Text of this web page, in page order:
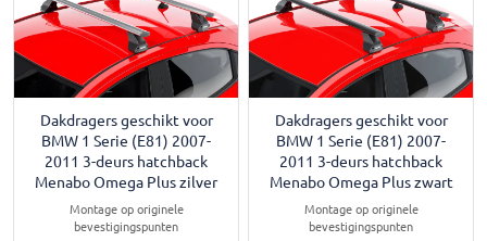
Dakdragers geschikt voor
BMW 1 Serie (E81) 2007-
2011 3-deurs hatchback
Menabo Omega Plus zilver
Montage op originele
bevestigingspunten
Dakdragers geschikt voor
BMW 1 Serie (E81) 2007-
2011 3-deurs hatchback
Menabo Omega Plus zwart
Montage op originele
bevestigingspunten